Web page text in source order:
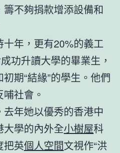
不夠捐款增添設備和
年，更有20%的義工
功升讀大學的畢業生，
期“結緣”的學生。他們
社會。
年她以優秀的香港中
學的內外全小樹屋科
把英個人空間文視作“洪